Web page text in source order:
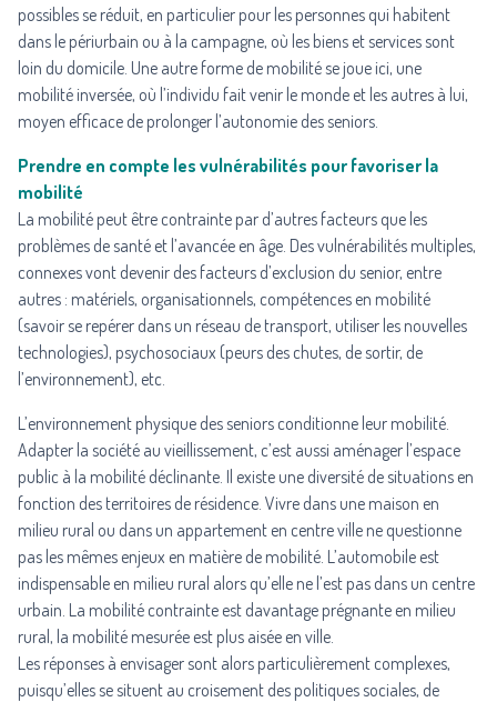
possibles se réduit, en particulier pour les personnes qui habitent
dans le périurbain ou à la campagne, où les biens et services sont
loin du domicile. Une autre forme de mobilité se joue ici, une
mobilité inversée, où l’individu fait venir le monde et les autres à lui,
moyen efficace de prolonger l’autonomie des seniors.
Prendre en compte les vulnérabilités pour favoriser la
mobilité
La mobilité peut être contrainte par d’autres facteurs que les
problèmes de santé et l’avancée en âge. Des vulnérabilités multiples,
connexes vont devenir des facteurs d’exclusion du senior, entre
autres : matériels, organisationnels, compétences en mobilité
(savoir se repérer dans un réseau de transport, utiliser les nouvelles
technologies), psychosociaux (peurs des chutes, de sortir, de
l’environnement), etc.
L’environnement physique des seniors conditionne leur mobilité.
Adapter la société au vieillissement, c’est aussi aménager l’espace
public à la mobilité déclinante. Il existe une diversité de situations en
fonction des territoires de résidence. Vivre dans une maison en
milieu rural ou dans un appartement en centre ville ne questionne
pas les mêmes enjeux en matière de mobilité. L’automobile est
indispensable en milieu rural alors qu’elle ne l’est pas dans un centre
urbain. La mobilité contrainte est davantage prégnante en milieu
rural, la mobilité mesurée est plus aisée en ville.
Les réponses à envisager sont alors particulièrement complexes,
puisqu’elles se situent au croisement des politiques sociales, de